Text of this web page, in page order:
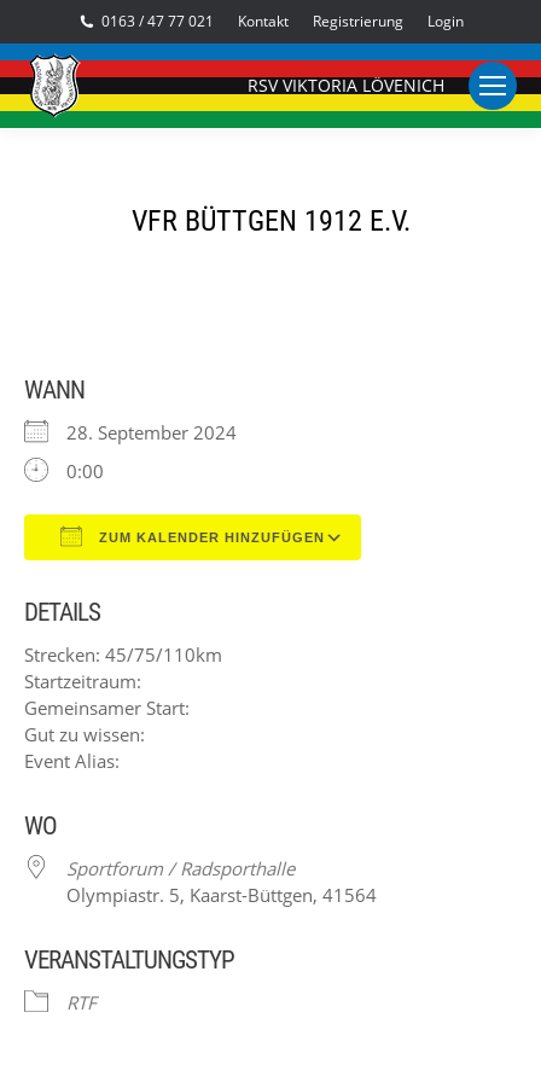
0163 / 47 77 021 Kontakt Registrierung Login
RSV VIKTORIA LÖVENICH
VFR BÜTTGEN 1912 E.V.
WANN
28. September 2024
0:00
ZUM KALENDER HINZUFÜGEN
DETAILS
Strecken: 45/75/110km
Startzeitraum:
Gemeinsamer Start:
Gut zu wissen:
Event Alias:
WO
Sportforum / Radsporthalle
Olympiastr. 5, Kaarst-Büttgen, 41564
VERANSTALTUNGSTYP
RTF